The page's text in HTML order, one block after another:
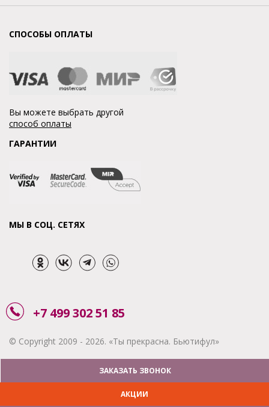
СПОСОБЫ ОПЛАТЫ
Вы можете выбрать другой
способ оплаты
ГАРАНТИИ
МЫ В СОЦ. СЕТЯХ
+7 499 302 51 85
© Copyright 2009 - 2026. «Ты прекрасна. Бьютифул»
ЗАКАЗАТЬ ЗВОНОК
АКЦИИ